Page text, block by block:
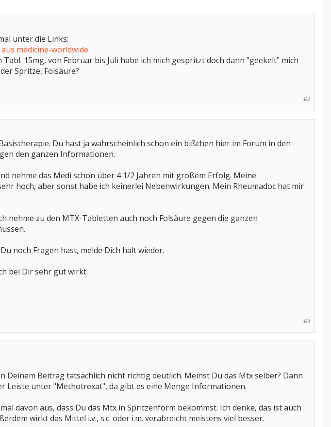
unter die Links:
aus medicine-worldwide
15mg, von Februar bis Juli habe ich mich gespritzt doch dann "geekelt" mich
Spritze, Folsäure?
#2
Du hast ja wahrscheinlich schon ein bißchen hier im Forum in den
den ganzen Informationen.
nehme das Medi schon über 4 1/2 Jahren mit großem Erfolg. Meine
hoch, aber sonst habe ich keinerlei Nebenwirkungen. Mein Rheumadoc hat mir
nehme zu den MTX-Tabletten auch noch Folsäure gegen die ganzen
noch Fragen hast, melde Dich halt wieder.
bei Dir sehr gut wirkt.
#3
Deinem Beitrag tatsächlich nicht richtig deutlich. Meinst Du das Mtx selber? Dann
Leiste unter "Methotrexat", da gibt es eine Menge Informationen.
davon aus, dass Du das Mtx in Spritzenform bekommst. Ich denke, das ist auch
wirkt das Mittel i.v., s.c. oder i.m. verabreicht meistens viel besser.